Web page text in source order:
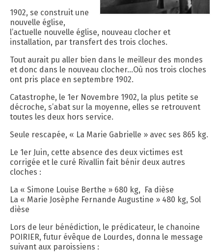
1902, se construit une
nouvelle église,
l’actuelle nouvelle église, nouveau clocher et
installation, par transfert des trois cloches.
Tout aurait pu aller bien dans le meilleur des mondes
et donc dans le nouveau clocher…Où nos trois cloches
ont pris place en septembre 1902.
Catastrophe, le 1er Novembre 1902, la plus petite se
décroche, s’abat sur la moyenne, elles se retrouvent
toutes les deux hors service.
Seule rescapée, « La Marie Gabrielle » avec ses 865 kg.
Le 1er Juin, cette absence des deux victimes est
corrigée et le curé Rivallin fait bénir deux autres
cloches :
La « Simone Louise Berthe » 680 kg, Fa dièse
La « Marie Josèphe Fernande Augustine » 480 kg, Sol
dièse
Lors de leur bénédiction, le prédicateur, le chanoine
POIRIER, futur évêque de Lourdes, donna le message
suivant aux paroissiens :